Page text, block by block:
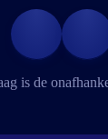
is de